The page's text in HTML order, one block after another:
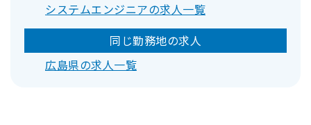
システムエンジニアの求人一覧
同じ勤務地の求人
広島県の求人一覧